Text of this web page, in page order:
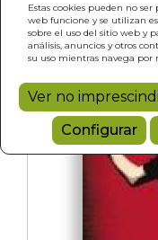
Estas cookies pueden no
web funcione y se utilizan
sobre el uso del sitio web y
análisis, anuncios y otros
su uso mientras navega por
Ver no
Configurar